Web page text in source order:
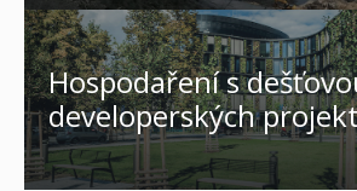
Hospodaření s
developerských